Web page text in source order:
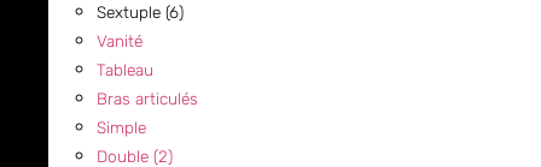
Sextuple (6)
Vanité
Tableau
Bras articulés
Simple
Double (2)